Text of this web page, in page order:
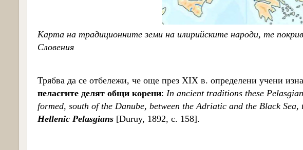
Карта на традиционните земи на илирийските народи, те
Словения
Трябва да се отбележи, че още през XIX в. определени учени
пеласгите делят общи корени: In ancient traditions these
formed, south of the Danube, between the Adriatic and the Black
Hellenic Pelasgians [Duruy, 1892, c. 158].